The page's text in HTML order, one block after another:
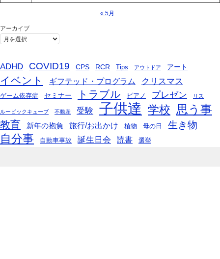
« 5月
アーカイブ
ADHD COVID19 CPS RCR Tips アウトドア アート
イベント ギフテッド・プログラム クリスマス
ゲーム依存症 セミナー トラブル ピアノ プレゼン リス
ルービックキューブ 不動産 受験 子供達 学校 思う事
教育 新年の抱負 旅行/お出かけ 植物 母の日 生き物
自分事 自動車事故 誕生日会 読書 選挙